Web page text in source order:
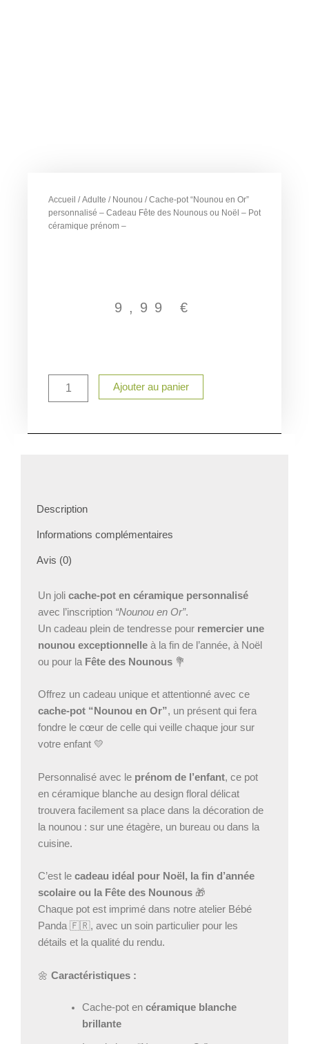
Accueil /Adulte / Nounou / Cache-pot “Nounou en Or”
personnalisé – Cadeau Fête des Nounous ou Noël – Pot
céramique prénom –
9,99 €
“Nounou
Cadeau
des
ou
Pot
céramique
prénom
–
Ajouter au panier
Description
Informations complémentaires
Avis (0)
Un joli cache-pot en céramique personnalisé
avec l’inscription “Nounou en Or”.
Un cadeau plein de tendresse pour remercier une
nounou exceptionnelle à la fin de l’année, à Noël
ou pour la Fête des Nounous 💐
Offrez un cadeau unique et attentionné avec ce
cache-pot “Nounou en Or”, un présent qui fera
fondre le cœur de celle qui veille chaque jour sur
votre enfant 💛
Personnalisé avec le prénom de l’enfant, ce pot
en céramique blanche au design floral délicat
trouvera facilement sa place dans la décoration de
la nounou : sur une étagère, un bureau ou dans la
cuisine.
C’est le cadeau idéal pour Noël, la fin d’année
scolaire ou la Fête des Nounous 🎁
Chaque pot est imprimé dans notre atelier Bébé
Panda 🇫🇷, avec un soin particulier pour les
détails et la qualité du rendu.
🌼 Caractéristiques :
Cache-pot en céramique blanche
brillante